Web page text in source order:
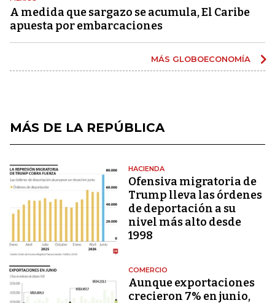
A medida que sargazo se acumula, El Caribe
apuesta por embarcaciones
MÁS GLOBOECONOMÍA
MÁS DE LA REPÚBLICA
HACIENDA
Ofensiva migratoria de
Trump lleva las órdenes
de deportación a su
nivel más alto desde
1998
COMERCIO
Aunque exportaciones
crecieron 7% en junio,